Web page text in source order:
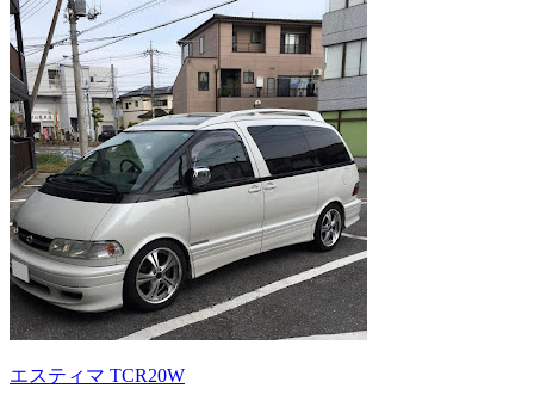
エスティマ TCR20W